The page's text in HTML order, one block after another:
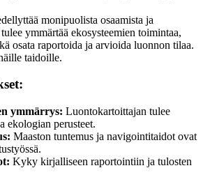
monipuolista osaamista ja
ymmärtää ekosysteemien toimintaa,
osata raportoida ja arvioida luonnon tilaa.
taidoille.
ymmärrys: Luontokartoittajan tulee
ekologian perusteet.
Maaston tuntemus ja navigointitaidot ovat
Kyky kirjalliseen raportointiin ja tulosten